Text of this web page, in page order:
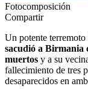
Fotocomposición
Compartir
Un potente
sacudió a Birmania
muertos y a su
fallecimiento de tres
desaparecidos en